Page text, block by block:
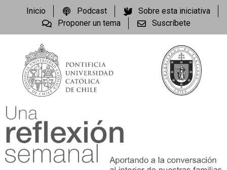
Inicio Podcast
Sobre esta iniciativa
Proponer un tema
Suscríbete